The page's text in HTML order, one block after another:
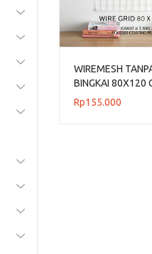
WIREMESH
BINGKAI 80X120
Rp155.000